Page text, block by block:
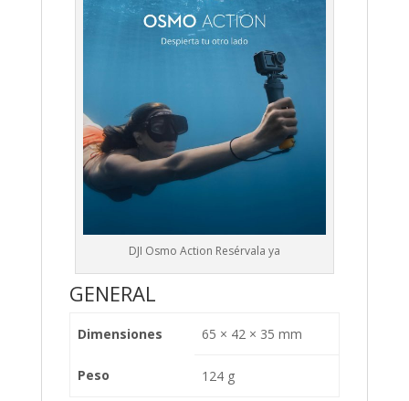
DJI Osmo Action Resérvala ya
GENERAL
Dimensiones 65 × 42 × 35 mm
Peso 124 g